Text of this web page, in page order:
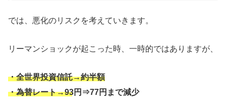
では、悪化のリスクを考えていきます。
リーマンショックが起こった時、一時的ではありますが、
・全世界投資信託→約半額
・為替レート→93円⇒77円まで減少